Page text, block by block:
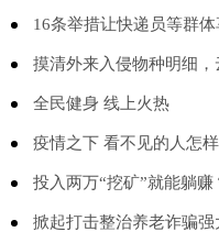
16条举措让快递员等群体
摸清外来入侵物种明细
全民健身 线上火热
疫情之下 看不见的人怎
投入两万“挖矿”就能躺
掀起打击整治养老诈骗